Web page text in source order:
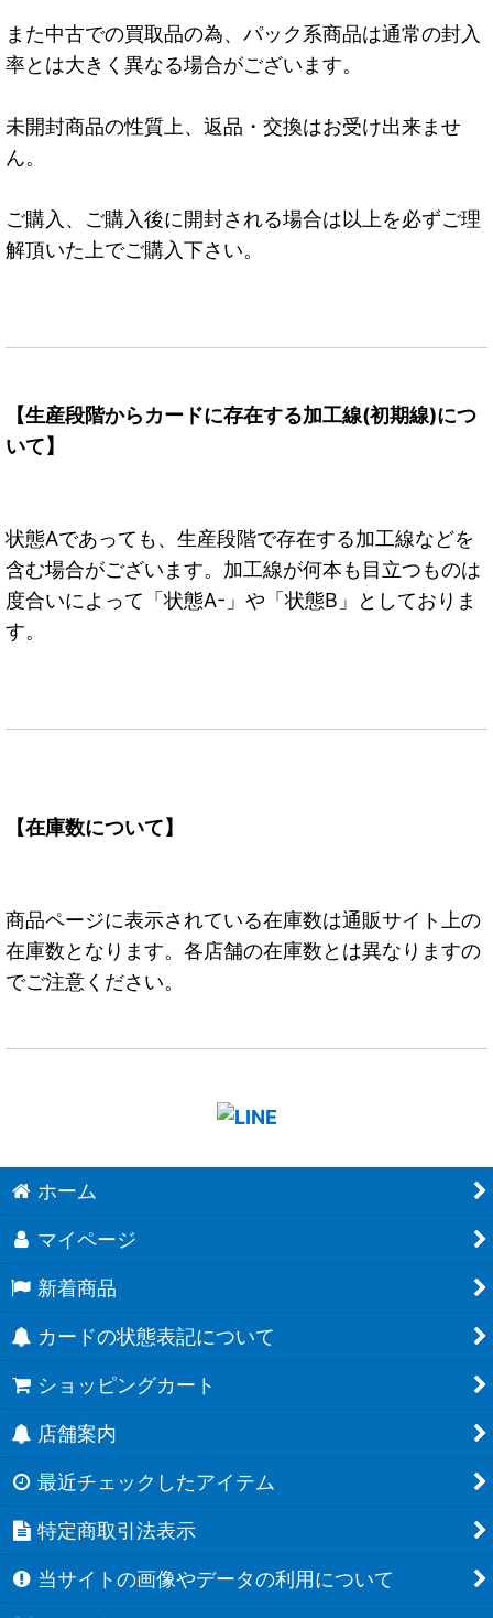
また中古での買取品の為、パック系商品は通常の封入
率とは大きく異なる場合がございます。
未開封商品の性質上、返品・交換はお受け出来ませ
ん。
ご購入、ご購入後に開封される場合は以上を必ずご理
解頂いた上でご購入下さい。
【生産段階からカードに存在する加工線(初期線)につ
いて】
状態Aであっても、生産段階で存在する加工線などを
含む場合がございます。加工線が何本も目立つものは
度合いによって「状態A-」や「状態B」としておりま
す。
【在庫数について】
商品ページに表示されている在庫数は通販サイト上の
在庫数となります。各店舗の在庫数とは異なりますの
でご注意ください。
ホーム
マイページ
新着商品
カードの状態表記について
ショッピングカート
店舗案内
最近チェックしたアイテム
特定商取引法表示
当サイトの画像やデータの利用について